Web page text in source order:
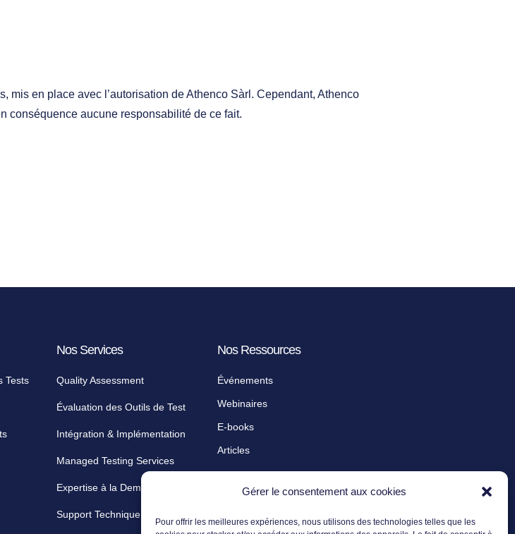
Gérer le consentement aux cookies
Pour offrir les meilleures expériences, nous utilisons des technologies telles que les
mis en place avec l’autorisation de Athenco Sàrl. Cependant, Athenco
conséquence aucune responsabilité de ce fait.
Tests
Nos Services
Quality Assessment
Évaluation des Outils de Test
Intégration & Implémentation
Managed Testing Services
Expertise à la Demande
Support Technique
Nos Ressources
Événements
Webinaires
E-books
Articles